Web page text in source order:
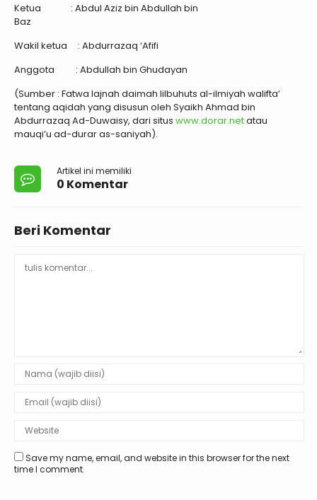
Ketua : Abdul Aziz bin Abdullah bin
Baz
Wakil ketua : Abdurrazaq ‘Afifi
Anggota : Abdullah bin Ghudayan
(Sumber : Fatwa lajnah daimah lilbuhuts al-ilmiyah walifta’
tentang aqidah yang disusun oleh Syaikh Ahmad bin
Abdurrazaq Ad-Duwaisy, dari situs www.dorar.netatau
mauqi’u ad-durar as-saniyah).
Artikel ini memiliki
0 Komentar
Beri Komentar
Save my name, email, and website in this browser for the next
time I comment.